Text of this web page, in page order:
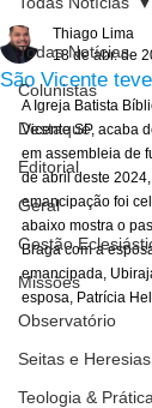
Todas Notícias
Colunistas
Destaque
Editorial
Geral
Gestão
Missões
Observatório
Seitas e Heresias
Teologia & Prática
São Vicente
Thiago Lima
18 de abr. de
A Igreja Batista
Vicente SP, acaba
em assembleia de
de abril deste
emancipação foi
abaixo mostra o
Braga com a
emancipada,
esposa, Patrícia